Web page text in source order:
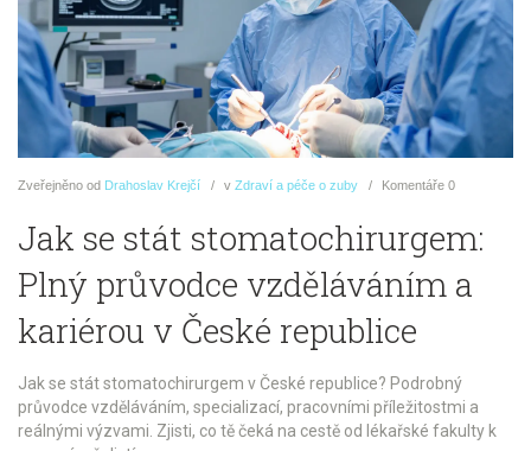
Zveřejněno od Drahoslav Krejčí v Zdraví a péče o zuby Komentáře 0
Jak se stát stomatochirurgem:
Plný průvodce vzděláváním a
kariérou v České republice
Jak se stát stomatochirurgem v České republice? Podrobný
průvodce vzděláváním, specializací, pracovními příležitostmi a
reálnými výzvami. Zjisti, co tě čeká na cestě od lékařské fakulty k